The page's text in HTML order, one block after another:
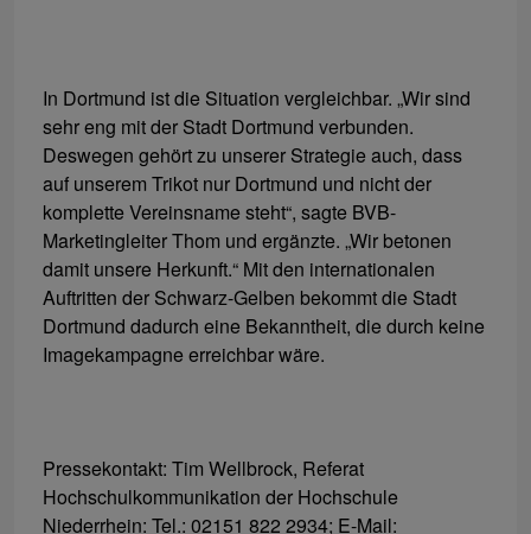
In Dortmund ist die Situation vergleichbar. „Wir sind
sehr eng mit der Stadt Dortmund verbunden.
Deswegen gehört zu unserer Strategie auch, dass
auf unserem Trikot nur Dortmund und nicht der
komplette Vereinsname steht“, sagte BVB-
Marketingleiter Thom und ergänzte. „Wir betonen
damit unsere Herkunft.“ Mit den internationalen
Auftritten der Schwarz-Gelben bekommt die Stadt
Dortmund dadurch eine Bekanntheit, die durch keine
Imagekampagne erreichbar wäre.
Pressekontakt: Tim Wellbrock, Referat
Hochschulkommunikation der Hochschule
Niederrhein: Tel.: 02151 822 2934; E-Mail: